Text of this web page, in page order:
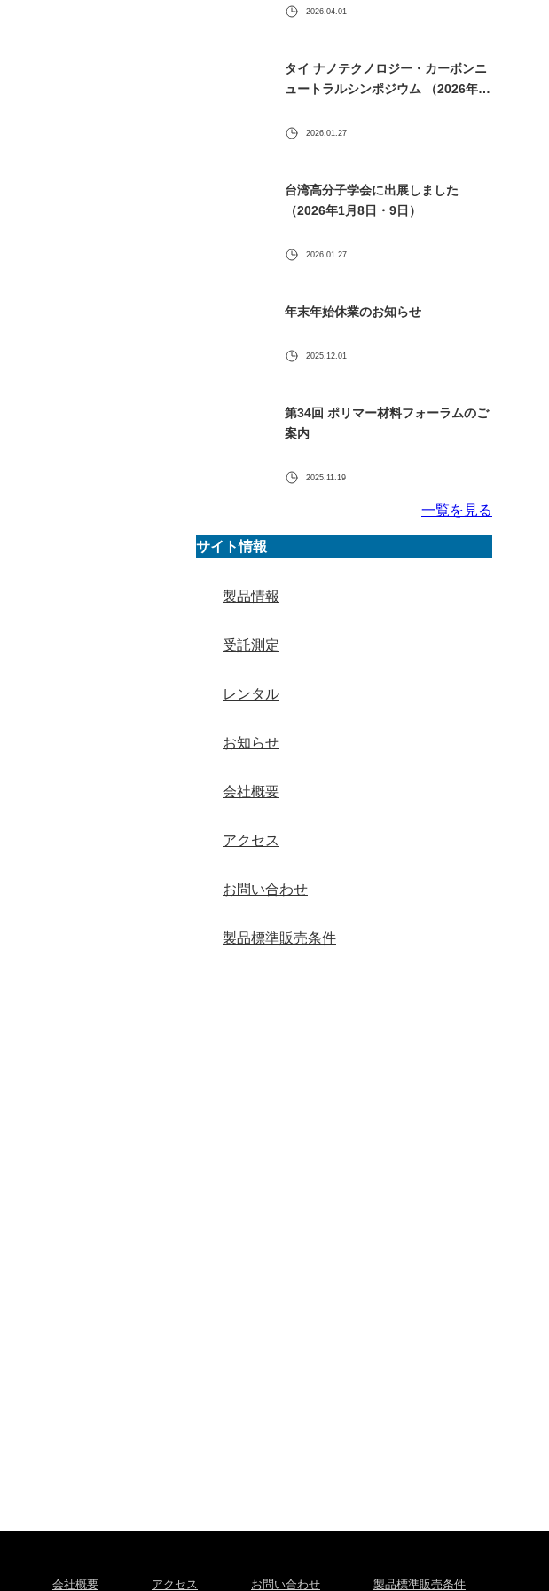
2026.04.01
タイ ナノテクノロジー・カーボンニ
ュートラルシンポジウム （2026年1
2026.01.27
台湾高分子学会に出展しました
（2026年1月8日・9日）
2026.01.27
年末年始休業のお知らせ
2025.12.01
第34回 ポリマー材料フォーラムのご
案内
2025.11.19
一覧を見る
サイト情報
製品情報
受託測定
レンタル
お知らせ
会社概要
アクセス
お問い合わせ
製品標準販売条件
会社概要 アクセス お問い合わせ 製品標準販売条件